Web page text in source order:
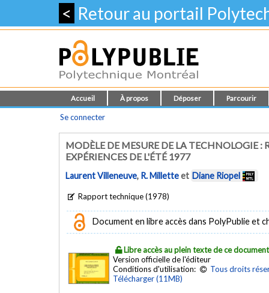
< Retour au portail
Accueil À propos Déposer Parcourir
Se connecter
MODÈLE DE MESURE DE LA TECHNOLOGIE :
EXPÉRIENCES DE L'ÉTÉ 1977
Laurent Villeneuve, R. Milletteet Diane Riopel
Rapport technique (1978)
Document en libre accès dans PolyPublie et
Libre accès au plein texte de ce document
Version officielle de l'éditeur
Conditions d'utilisation:
Tous droits
Télécharger (11MB)